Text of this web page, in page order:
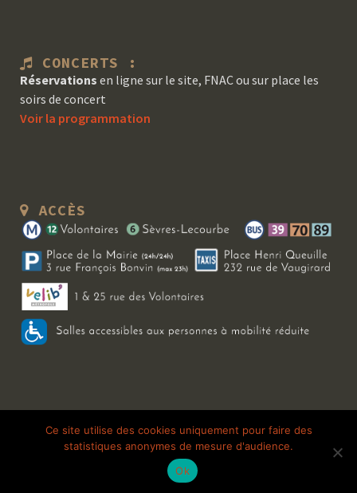
CONCERTS :
Réservations en ligne sur le site, FNAC ou sur place les
soirs de concert
Voir la programmation
ACCÈS
Copyright 2026 Le Bal Blomet | Tous droits réservés | Mentions légales
Galerie photo
Ce site utilise des cookies uniquement pour faire des
statistiques anonymes de mesure d'audience.
Ok